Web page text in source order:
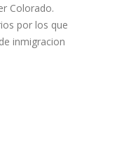
Colorado.
por los que
inmigracion